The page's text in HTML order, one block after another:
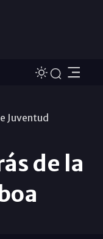
Juventud
de la